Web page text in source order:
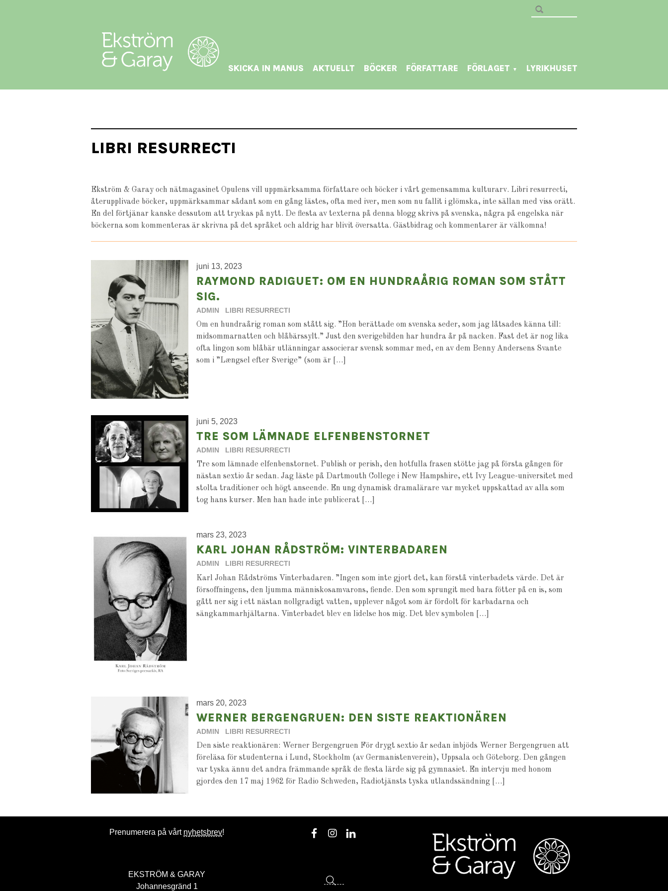
SKICKA IN MANUS AKTUELLT BÖCKER FÖRFATTARE FÖRLAGET ▼ LYRIKHUSET
LIBRI RESURRECTI
Ekström & Garay och nätmagasinet Opulens vill uppmärksamma författare och böcker i vårt gemensamma kulturarv. Libri resurrecti,
återupplivade böcker, uppmärksammar sådant som en gång lästes, ofta med iver, men som nu fallit i glömska, inte sällan med viss orätt.
En del förtjänar kanske dessutom att tryckas på nytt. De flesta av texterna på denna blogg skrivs på svenska, några på engelska när
böckerna som kommenteras är skrivna på det språket och aldrig har blivit översatta. Gästbidrag och kommentarer är välkomna!
juni 13, 2023
RAYMOND RADIGUET: OM EN HUNDRAÅRIG ROMAN SOM STÅTT
SIG.
ADMIN LIBRI RESURRECTI
Om en hundraårig roman som stått sig. ”Hon berättade om svenska seder, som jag låtsades känna till:
midsommarnatten och blåbärssylt.” Just den sverigebilden har hundra år på nacken. Fast det är nog lika
ofta lingon som blåbär utlänningar associerar svensk sommar med, en av dem Benny Andersens Svante
som i ”Længsel efter Sverige” (som är […]
juni 5, 2023
TRE SOM LÄMNADE ELFENBENSTORNET
ADMIN LIBRI RESURRECTI
Tre som lämnade elfenbenstornet. Publish or perish, den hotfulla frasen stötte jag på första gången för
nästan sextio år sedan. Jag läste på Dartmouth College i New Hampshire, ett Ivy League-universitet med
stolta traditioner och högt anseende. En ung dynamisk dramalärare var mycket uppskattad av alla som
tog hans kurser. Men han hade inte publicerat […]
mars 23, 2023
KARL JOHAN RÅDSTRÖM: VINTERBADAREN
ADMIN LIBRI RESURRECTI
Karl Johan Rådströms Vinterbadaren. ”Ingen som inte gjort det, kan förstå vinterbadets värde. Det är
försoffningens, den ljumma människosamvarons, fiende. Den som sprungit med bara fötter på en is, som
gått ner sig i ett nästan nollgradigt vatten, upplever något som är fördolt för karbadarna och
sängkammarhjältarna. Vinterbadet blev en lidelse hos mig. Det blev symbolen […]
mars 20, 2023
WERNER BERGENGRUEN: DEN SISTE REAKTIONÄREN
ADMIN LIBRI RESURRECTI
Den siste reaktionären: Werner Bergengruen För drygt sextio år sedan inbjöds Werner Bergengruen att
föreläsa för studenterna i Lund, Stockholm (av Germanistenverein), Uppsala och Göteborg. Den gången
var tyska ännu det andra främmande språk de flesta lärde sig på gymnasiet. En intervju med honom
gjordes den 17 maj 1962 för Radio Schweden, Radiotjänsts tyska utlandssändning […]
Prenumerera på vårt nyhetsbrev!
EKSTRÖM & GARAY
Johannesgränd 1